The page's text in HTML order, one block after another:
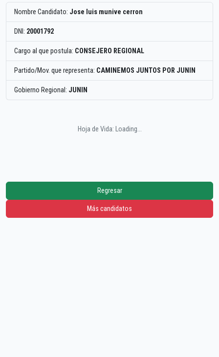
Nombre Candidato: Jose luis munive cerron
DNI: 20001792
Cargo al que postula: CONSEJERO REGIONAL
Partido/Mov. que representa: CAMINEMOS JUNTOS POR JUNIN
Gobierno Regional: JUNIN
Hoja de Vida: Loading...
Regresar
Más candidatos